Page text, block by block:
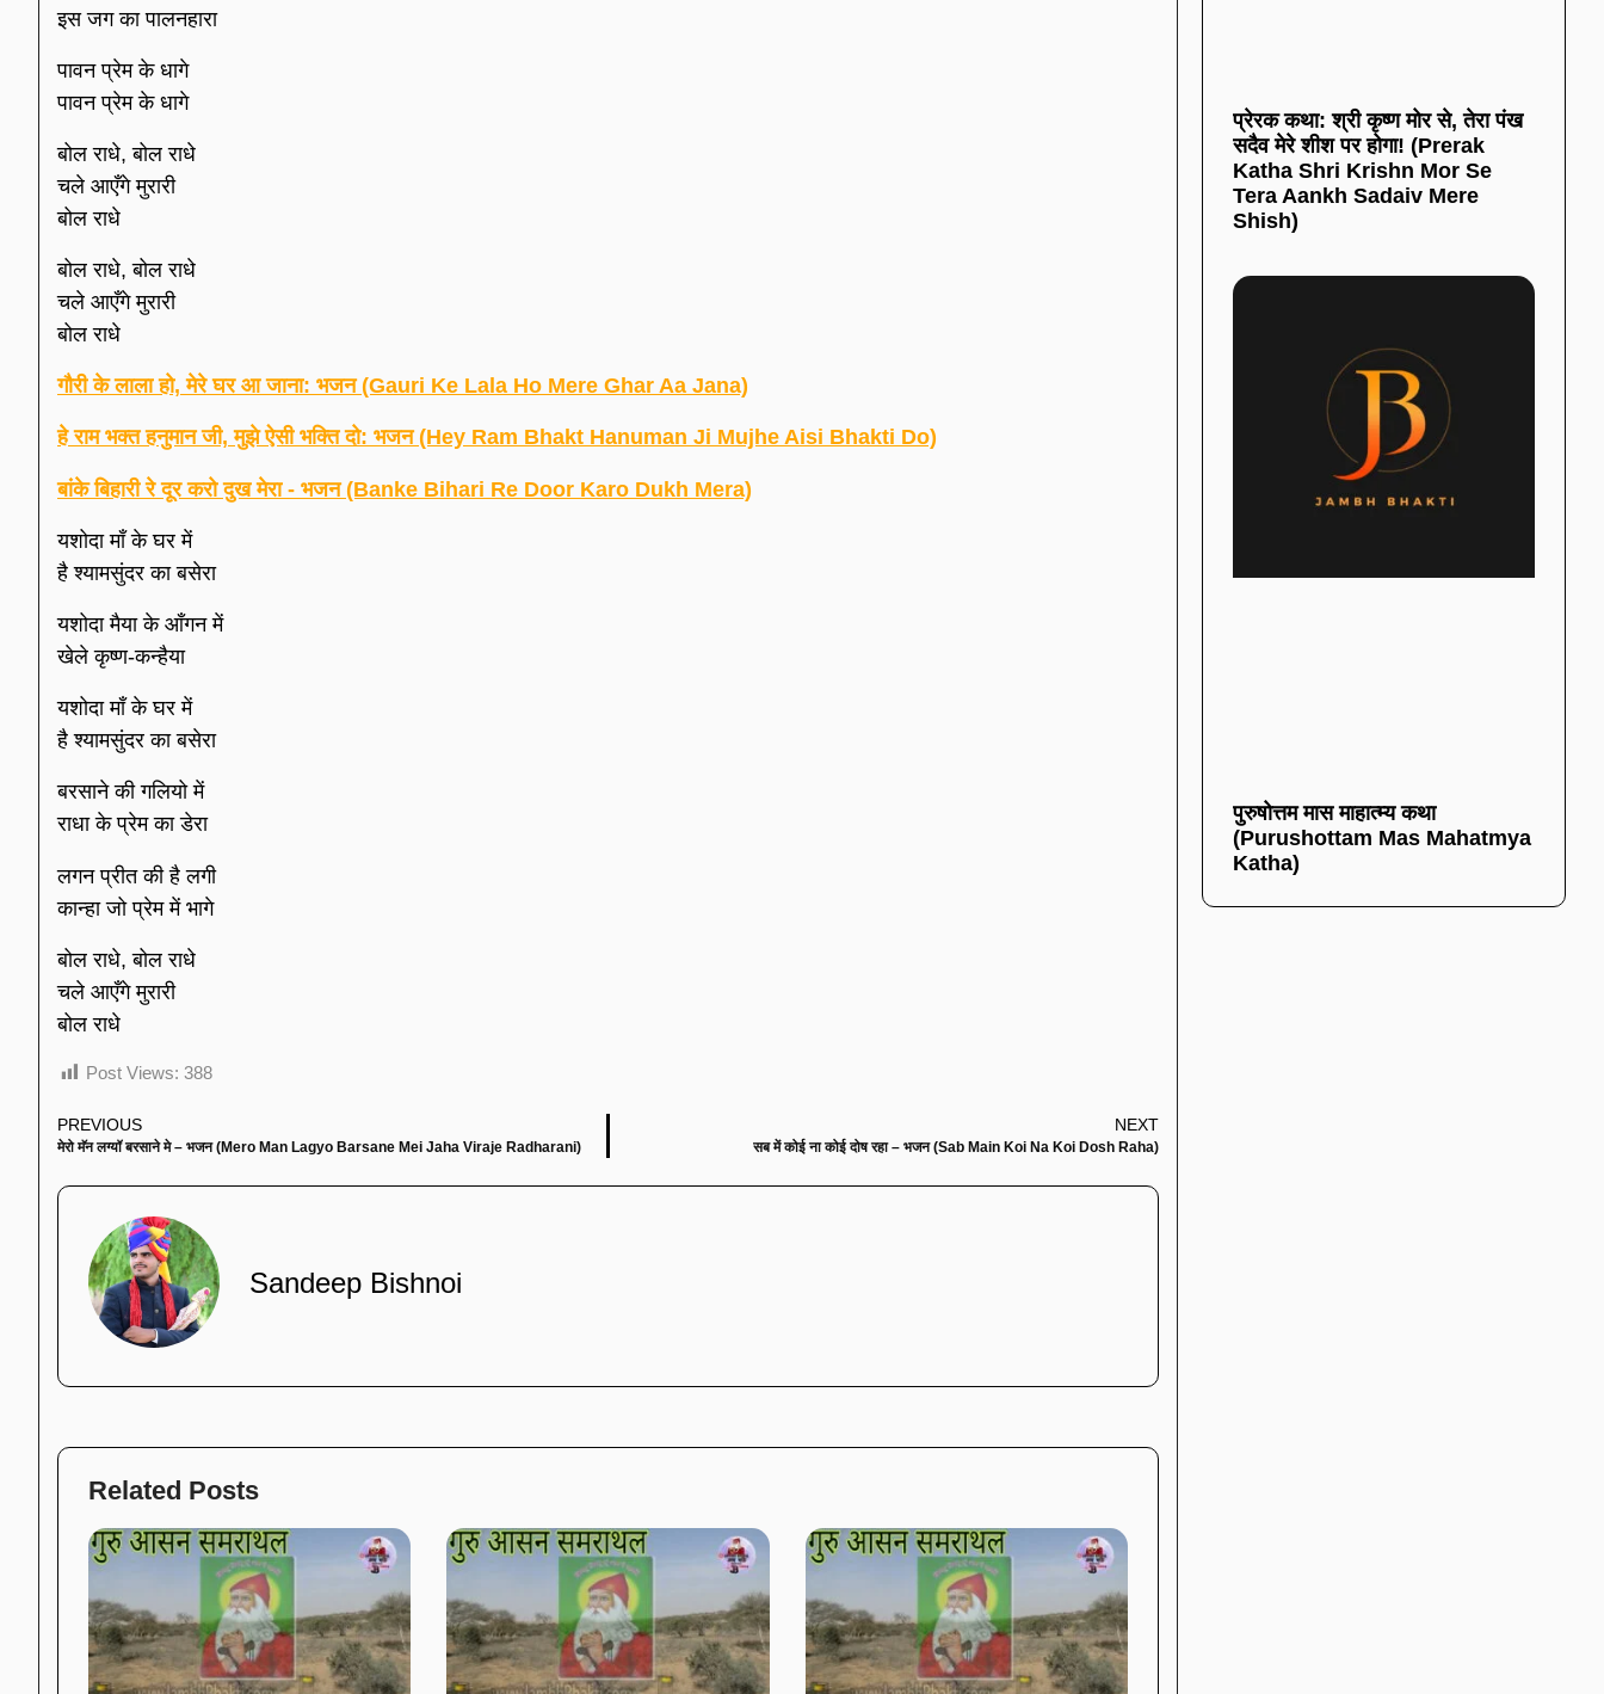
इस जग का पालनहारा
पावन प्रेम के धागे
पावन प्रेम के धागे
बोल राधे, बोल राधे
चले आएँगे मुरारी
बोल राधे
बोल राधे, बोल राधे
चले आएँगे मुरारी
बोल राधे
गौरी के लाला हो, मेरे घर आ जाना: भजन (Gauri Ke Lala Ho Mere Ghar Aa Jana)
हे राम भक्त हनुमान जी, मुझे ऐसी भक्ति दो: भजन (Hey Ram Bhakt Hanuman Ji Mujhe Aisi Bhakti Do)
बांके बिहारी रे दूर करो दुख मेरा - भजन (Banke Bihari Re Door Karo Dukh Mera)
यशोदा माँ के घर में
है श्यामसुंदर का बसेरा
यशोदा मैया के आँगन में
खेले कृष्ण-कन्हैया
यशोदा माँ के घर में
है श्यामसुंदर का बसेरा
बरसाने की गलियो में
राधा के प्रेम का डेरा
लगन प्रीत की है लगी
कान्हा जो प्रेम में भागे
बोल राधे, बोल राधे
चले आएँगे मुरारी
बोल राधे
Post Views: 388
PREVIOUS
मेरो मॅन लग्यॉ बरसाने मे – भजन (Mero Man Lagyo Barsane Mei Jaha Viraje Radharani)
NEXT
सब में कोई ना कोई दोष रहा – भजन (Sab Main Koi Na Koi Dosh Raha)
Sandeep Bishnoi
Related Posts
प्रेरक कथा: श्री कृष्ण मोर से, तेरा पंख
सदैव मेरे शीश पर होगा! (Prerak
Katha Shri Krishn Mor Se
Tera Aankh Sadaiv Mere
Shish)
पुरुषोत्तम मास माहात्म्य कथा
(Purushottam Mas Mahatmya
Katha)